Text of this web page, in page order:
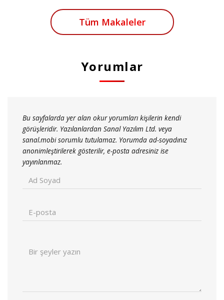
Tüm Makaleler
Yorumlar
Bu sayfalarda yer alan okur yorumları kişilerin kendi
görüşleridir. Yazılanlardan Sanal Yazılım Ltd. veya
sanal.mobi sorumlu tutulamaz. Yorumda ad-soyadınız
anonimleştirilerek gösterilir, e-posta adresiniz ise
yayınlanmaz.